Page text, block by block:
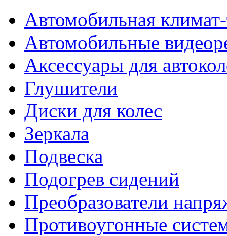
Автомобильная
Автомобильные
Аксессуары для
Глушители
Диски для колес
Зеркала
Подвеска
Подогрев сидений
Преобразователи
Противоугонные